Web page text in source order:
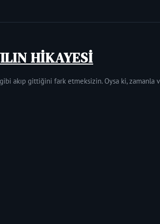
HİKAYESİ
akıp gittiğini fark etmeksizin. Oysa ki, zamanla